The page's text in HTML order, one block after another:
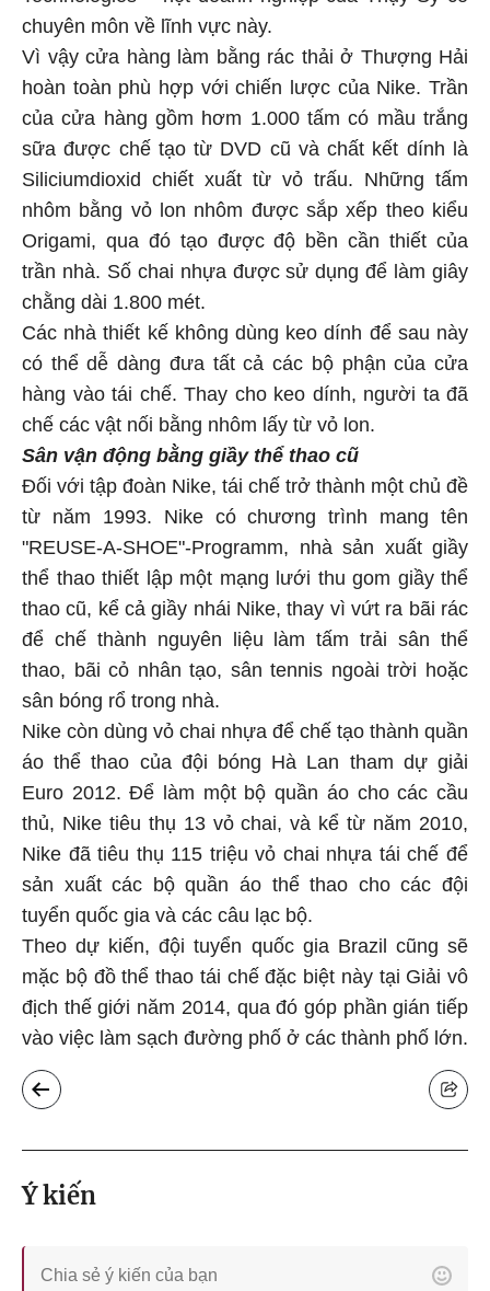
chuyên môn về lĩnh vực này.
Vì vậy cửa hàng làm bằng rác thải ở Thượng Hải
hoàn toàn phù hợp với chiến lược của Nike. Trần
của cửa hàng gồm hơm 1.000 tấm có mầu trắng
sữa được chế tạo từ DVD cũ và chất kết dính là
Siliciumdioxid chiết xuất từ vỏ trấu. Những tấm
nhôm bằng vỏ lon nhôm được sắp xếp theo kiểu
Origami, qua đó tạo được độ bền cần thiết của
trần nhà. Số chai nhựa được sử dụng để làm giây
chằng dài 1.800 mét.
Các nhà thiết kế không dùng keo dính để sau này
có thể dễ dàng đưa tất cả các bộ phận của cửa
hàng vào tái chế. Thay cho keo dính, người ta đã
chế các vật nối bằng nhôm lấy từ vỏ lon.
Sân vận động bằng giầy thể thao cũ
Đối với tập đoàn Nike, tái chế trở thành một chủ đề
từ năm 1993. Nike có chương trình mang tên
"REUSE-A-SHOE"-Programm, nhà sản xuất giầy
thể thao thiết lập một mạng lưới thu gom giầy thể
thao cũ, kể cả giầy nhái Nike, thay vì vứt ra bãi rác
để chế thành nguyên liệu làm tấm trải sân thể
thao, bãi cỏ nhân tạo, sân tennis ngoài trời hoặc
sân bóng rổ trong nhà.
Nike còn dùng vỏ chai nhựa để chế tạo thành quần
áo thể thao của đội bóng Hà Lan tham dự giải
Euro 2012. Để làm một bộ quần áo cho các cầu
thủ, Nike tiêu thụ 13 vỏ chai, và kể từ năm 2010,
Nike đã tiêu thụ 115 triệu vỏ chai nhựa tái chế để
sản xuất các bộ quần áo thể thao cho các đội
tuyển quốc gia và các câu lạc bộ.
Theo dự kiến, đội tuyển quốc gia Brazil cũng sẽ
mặc bộ đồ thể thao tái chế đặc biệt này tại Giải vô
địch thế giới năm 2014, qua đó góp phần gián tiếp
vào việc làm sạch đường phố ở các thành phố lớn.
Ý kiến